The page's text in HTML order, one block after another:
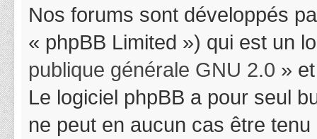
Nos forums sont développés
« phpBB Limited ») qui est un
publique générale GNU 2.0 »
Le logiciel phpBB a pour seul
ne peut en aucun cas être